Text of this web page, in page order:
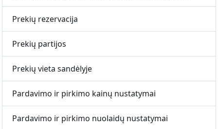
Prekių rezervacija
Prekių partijos
Prekių vieta sandėlyje
Pardavimo ir pirkimo kainų nustatymai
Pardavimo ir pirkimo nuolaidų nustatymai